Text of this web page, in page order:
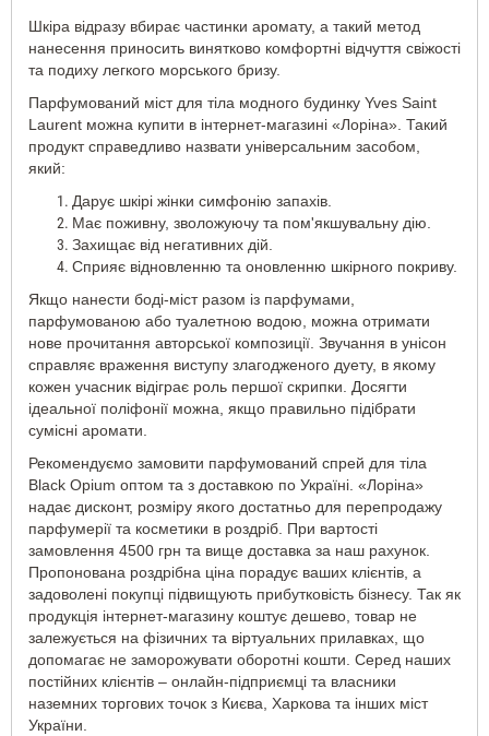
Шкіра відразу вбирає частинки аромату, а такий метод
нанесення приносить винятково комфортні відчуття свіжості
та подиху легкого морського бризу.
Парфумований міст для тіла модного будинку Yves Saint
Laurent можна купити в інтернет-магазині «Лоріна». Такий
продукт справедливо назвати універсальним засобом,
який:
Дарує шкірі жінки симфонію запахів.
Має поживну, зволожуючу та пом'якшувальну дію.
Захищає від негативних дій.
Сприяє відновленню та оновленню шкірного покриву.
Якщо нанести боді-міст разом із парфумами,
парфумованою або туалетною водою, можна отримати
нове прочитання авторської композиції. Звучання в унісон
справляє враження виступу злагодженого дуету, в якому
кожен учасник відіграє роль першої скрипки. Досягти
ідеальної поліфонії можна, якщо правильно підібрати
сумісні аромати.
Рекомендуємо замовити парфумований спрей для тіла
Black Opium оптом та з доставкою по Україні. «Лоріна»
надає дисконт, розміру якого достатньо для перепродажу
парфумерії та косметики в роздріб. При вартості
замовлення 4500 грн та вище доставка за наш рахунок.
Пропонована роздрібна ціна порадує ваших клієнтів, а
задоволені покупці підвищують прибутковість бізнесу. Так як
продукція інтернет-магазину коштує дешево, товар не
залежується на фізичних та віртуальних прилавках, що
допомагає не заморожувати оборотні кошти. Серед наших
постійних клієнтів – онлайн-підприємці та власники
наземних торгових точок з Києва, Харкова та інших міст
України.